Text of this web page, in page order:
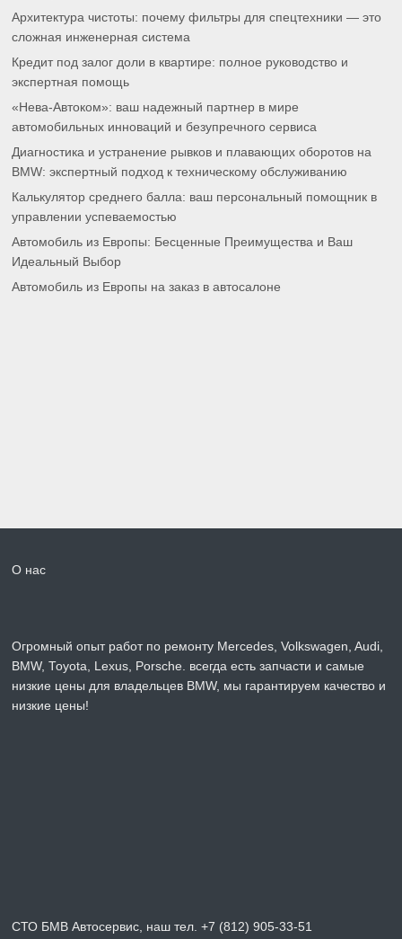
Архитектура чистоты: почему фильтры для спецтехники — это
сложная инженерная система
Кредит под залог доли в квартире: полное руководство и
экспертная помощь
«Нева-Автоком»: ваш надежный партнер в мире
автомобильных инноваций и безупречного сервиса
Диагностика и устранение рывков и плавающих оборотов на
BMW: экспертный подход к техническому обслуживанию
Калькулятор среднего балла: ваш персональный помощник в
управлении успеваемостью
Автомобиль из Европы: Бесценные Преимущества и Ваш
Идеальный Выбор
Автомобиль из Европы на заказ в автосалоне
О нас
Огромный опыт работ по ремонту Mercedes, Volkswagen, Audi,
BMW, Toyota, Lexus, Porsche. всегда есть запчасти и самые
низкие цены для владельцев BMW, мы гарантируем качество и
низкие цены!
СТО БМВ Автосервис, наш тел. +7 (812) 905-33-51